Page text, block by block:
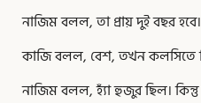
নাজিম বলল, তা প্রায় দুই বছর হবে।
কাজি বলল, বেশ, তখন কলসিতে
নাজিম বলল, হ্যাঁ হুজুর ছিল।